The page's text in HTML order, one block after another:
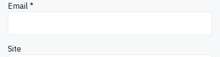
Email *
Site